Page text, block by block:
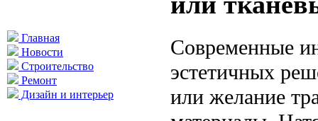
Главная
Новости
Строительство
Ремонт
Дизайн и интерьер
Современные
эстетичных
или желание